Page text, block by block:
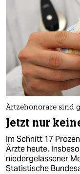
Ärtzehonorare sind
Jetzt nur
Im Schnitt 17
Ärzte heute.
niedergelassener
Statistische